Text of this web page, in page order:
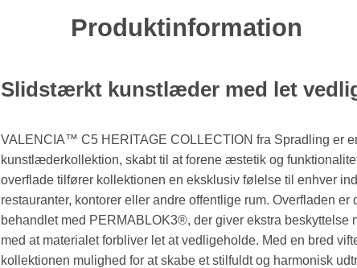
Produktinformation
Slidstærkt kunstlæder med let
VALENCIA™ C5 HERITAGE COLLECTION fra Spradling er
kunstlæderkollektion, skabt til at forene æstetik og
overflade tilfører kollektionen en eksklusiv følelse til enhver
restauranter, kontorer eller andre offentlige rum. Overfladen
behandlet med PERMABLOK3®, der giver ekstra beskyttelse
med at materialet forbliver let at vedligeholde. Med en bred
kollektionen mulighed for at skabe et stilfuldt og harmonisk